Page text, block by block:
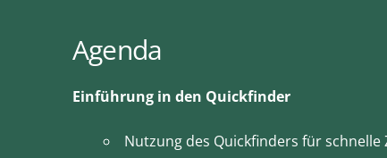
Agenda
Einführung in den Quickfinder
Nutzung des Quickfinders für